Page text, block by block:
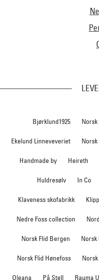
Bjørklund1925
Ekelund Linneveveriet Norsk
Handmade by Heireth
Huldresølv In Co
Klaveness skofabrikk
Nedre Foss collection
Norsk Flid Bergen Norsk
Norsk Flid Hønefoss
Oleana På Stell Rauma